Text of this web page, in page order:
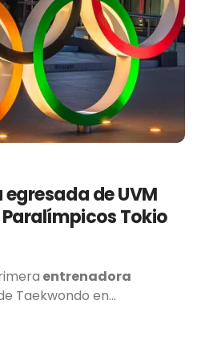
de UVM
Tokio
entrenadora
Taekwondo en…